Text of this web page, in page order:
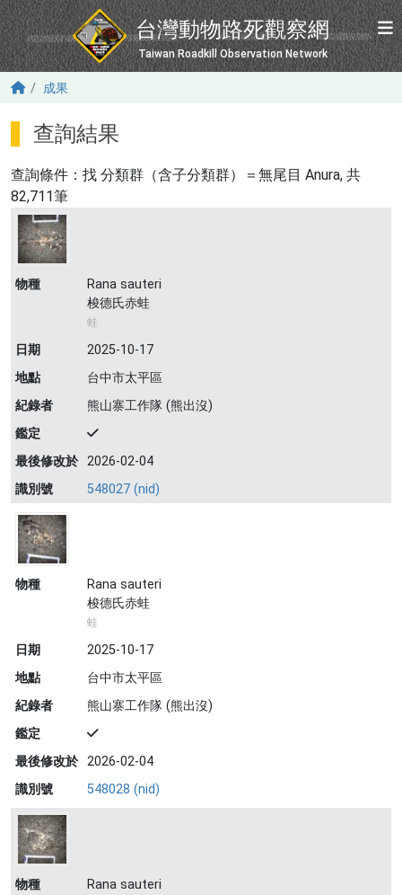
移至主內容
台灣動物路死觀察網
Taiwan Roadkill Observation Network
成果
查詢結果
查詢條件：找 分類群（含子分類群）＝無尾目 Anura, 共
82,711筆
物種
Rana sauteri
梭德氏赤蛙
蛙
日期
2025-10-17
地點
台中市太平區
紀錄者
熊山寨工作隊 (熊出沒)
鑑定
最後修改於 2026-02-04
識別號
548027 (nid)
物種
Rana sauteri
梭德氏赤蛙
蛙
日期
2025-10-17
地點
台中市太平區
紀錄者
熊山寨工作隊 (熊出沒)
鑑定
最後修改於 2026-02-04
識別號
548028 (nid)
物種
Rana sauteri